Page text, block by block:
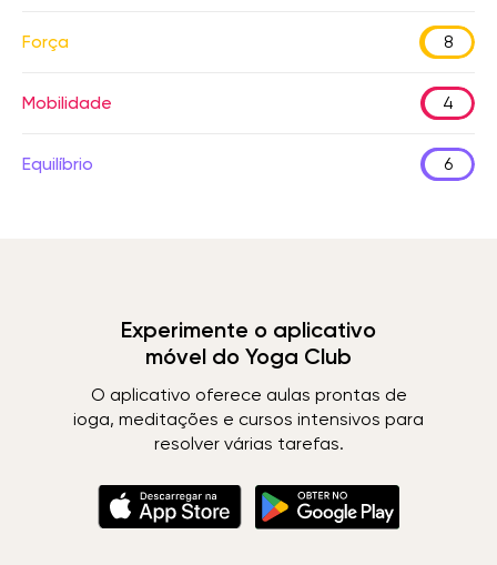
Força 8
Mobilidade 4
Equilíbrio 6
Experimente o aplicativo
móvel do Yoga Club
O aplicativo oferece aulas prontas de
ioga, meditações e cursos intensivos para
resolver várias tarefas.